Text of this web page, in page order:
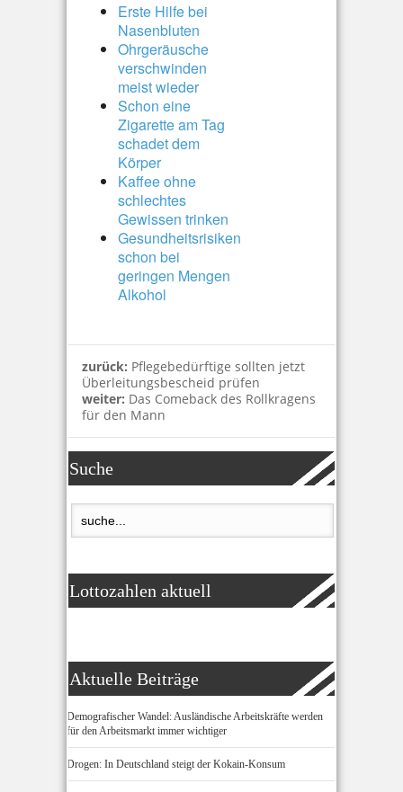
Erste Hilfe bei
Nasenbluten
Ohrgeräusche
verschwinden
meist wieder
Schon eine
Zigarette am Tag
schadet dem
Körper
Kaffee ohne
schlechtes
Gewissen trinken
Gesundheitsrisiken
schon bei
geringen Mengen
Alkohol
zurück: Pflegebedürftige sollten jetzt
Überleitungsbescheid prüfen
weiter: Das Comeback des Rollkragens
für den Mann
Suche
Lottozahlen aktuell
Aktuelle Beiträge
Demografischer Wandel: Ausländische Arbeitskräfte werden
für den Arbeitsmarkt immer wichtiger
Drogen: In Deutschland steigt der Kokain-Konsum